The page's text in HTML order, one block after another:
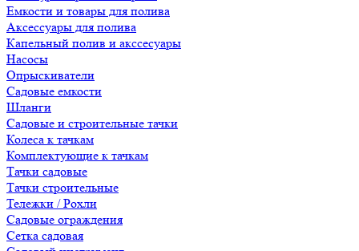
Емкости и товары для полива
Аксессуары для полива
Капельный полив и акссесуары
Насосы
Опрыскиватели
Садовые емкости
Шланги
Садовые и строительные тачки
Колеса к тачкам
Комплектующие к тачкам
Тачки садовые
Тачки строительные
Тележки / Рохли
Садовые ограждения
Сетка садовая